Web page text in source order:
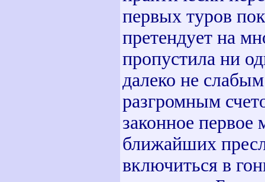
первых туров
претендует на
пропустила ни
далеко не
разгромным
законное
ближайших
включиться в